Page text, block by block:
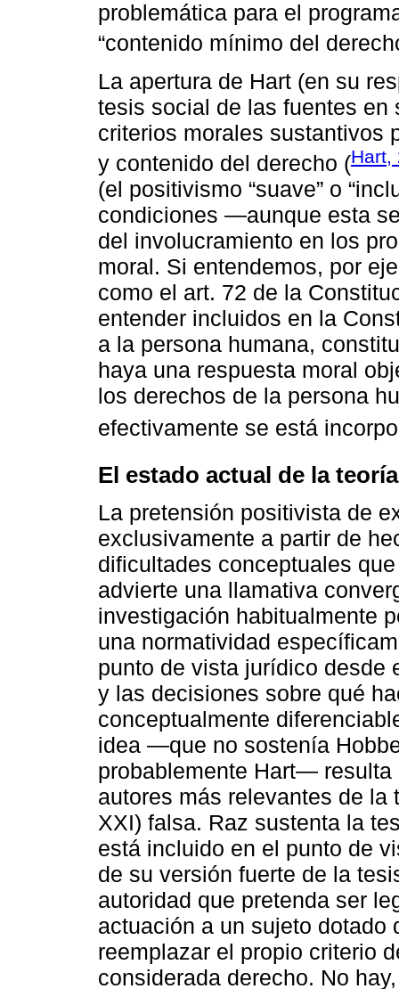
problemática para el
“contenido mínimo del
La apertura de Hart (en su
tesis social de las fuentes en
criterios morales sustantivos
y contenido del derecho (Hart,
(el positivismo “suave” o
condiciones ―aunque esta
del involucramiento en los
moral. Si entendemos, por
como el art. 72 de la
entender incluidos en la
a la persona humana,
haya una respuesta moral
los derechos de la persona
efectivamente se está
El estado actual de la
La pretensión positivista de
exclusivamente a partir de
dificultades conceptuales
advierte una llamativa
investigación habitualmente
una normatividad
punto de vista jurídico desde
y las decisiones sobre qué
conceptualmente
idea ―que no sostenía
probablemente Hart―
autores más relevantes de
XXI) falsa. Raz sustenta la
está incluido en el punto de
de su versión fuerte de la
autoridad que pretenda ser
actuación a un sujeto dotado
reemplazar el propio criterio
considerada derecho. No